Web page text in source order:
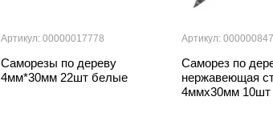
Артикул: 00000017778
Саморезы по дереву
4мм*30мм 22шт белые
Артикул:
Саморез по
нержавеющая
4ммх30мм 10шт